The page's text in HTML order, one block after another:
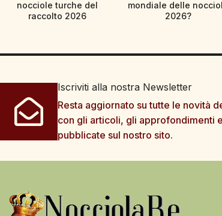
nocciole turche del
raccolto 2026
mondiale delle
2026?
Iscriviti alla nostra Newsletter
Resta aggiornato su tutte le novità
con gli articoli, gli approfondimenti
pubblicate sul nostro sito.